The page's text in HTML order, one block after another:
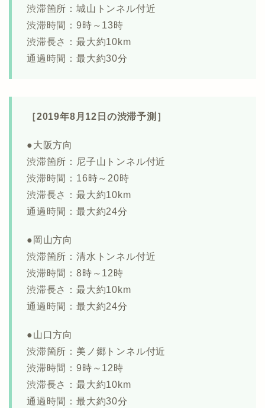
渋滞箇所：城山トンネル付近
渋滞時間：9時～13時
渋滞長さ：最大約10km
通過時間：最大約30分
［2019年8月12日の渋滞予測］
●大阪方向
渋滞箇所：尼子山トンネル付近
渋滞時間：16時～20時
渋滞長さ：最大約10km
通過時間：最大約24分
●岡山方向
渋滞箇所：清水トンネル付近
渋滞時間：8時～12時
渋滞長さ：最大約10km
通過時間：最大約24分
●山口方向
渋滞箇所：美ノ郷トンネル付近
渋滞時間：9時～12時
渋滞長さ：最大約10km
通過時間：最大約30分